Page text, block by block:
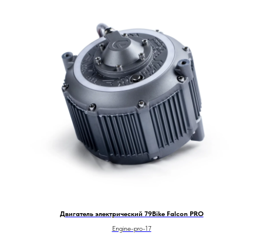
Двигатель электрический 79Bike Falcon PRO
Engine-pro-17